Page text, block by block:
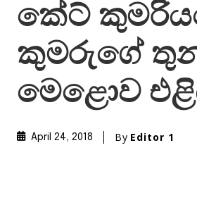
කේට්
කුමරුගේ
මෙළොව
April 24, 2018 By Editor 1